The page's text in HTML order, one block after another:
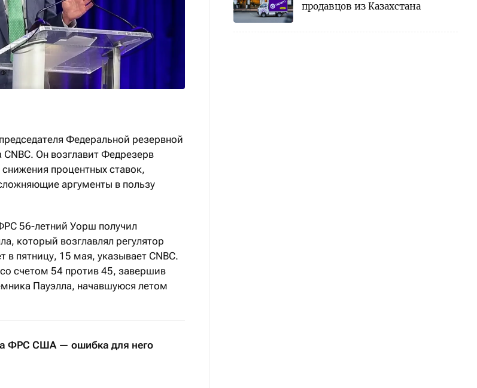
Федеральной резервной
CNBC. Он возглавит Федрезерв
процентных ставок,
аргументы в пользу
56-летний Уорш получил
который возглавлял регулятор
в пятницу, 15 мая, указывает CNBC.
счетом 54 против 45, завершив
Пауэлла, начавшуюся летом
ФРС США — ошибка для него
продавцов из Казахстана